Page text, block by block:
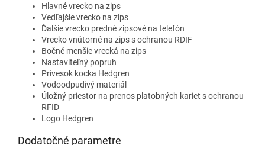
Hlavné vrecko na zips
Vedľajšie vrecko na zips
Ďalšie vrecko predné zipsové na telefón
Vrecko vnútorné na zips s ochranou RDIF
Bočné menšie vrecká na zips
Nastaviteľný popruh
Prívesok kocka Hedgren
Vodoodpudivý materiál
Úložný priestor na prenos platobných kariet s ochranou
RFID
Logo Hedgren
Dodatočné parametre